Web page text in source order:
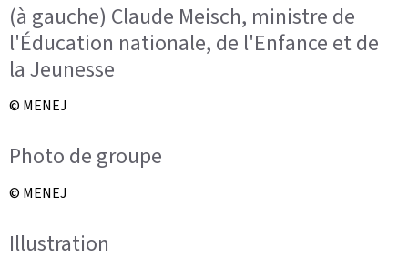
(à gauche) Claude Meisch, ministre de
l'Éducation nationale, de l'Enfance et de
la Jeunesse
© MENEJ
Photo de groupe
© MENEJ
Illustration